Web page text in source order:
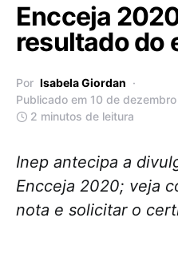
Encceja
resultado do
Por Isabela Giordan
Publicado em 10 de
2 minutos de leitura
Inep antecipa a
Encceja 2020; veja
nota e solicitar o